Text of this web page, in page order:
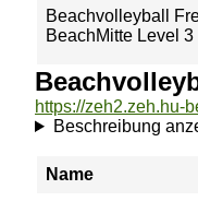
Beachvolleyball
BeachMitte Level
Beschreibung
Name